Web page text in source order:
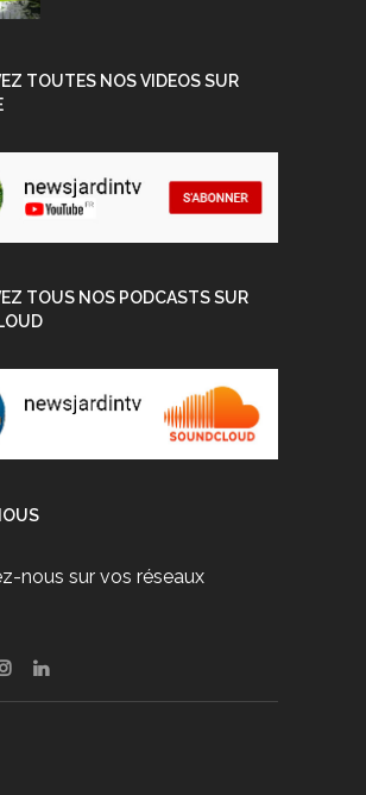
TOUTES NOS VIDEOS SUR
TOUS NOS PODCASTS SUR
nous sur vos réseaux